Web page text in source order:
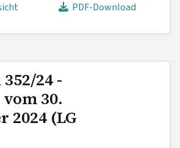
PDF-Download
24 -
30.
2024 (LG